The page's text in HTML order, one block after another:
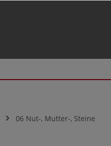
06 Nut-, Mutter-, Steine